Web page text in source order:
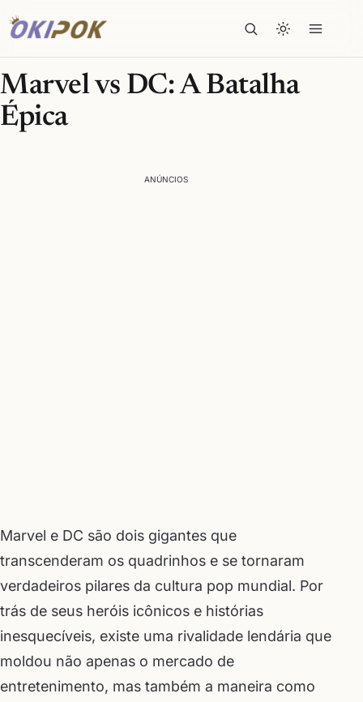
Marvel vs DC: A Batalha
Épica
ANÚNCIOS
Marvel e DC são dois gigantes que
transcenderam os quadrinhos e se tornaram
verdadeiros pilares da cultura pop mundial. Por
trás de seus heróis icônicos e histórias
inesquecíveis, existe uma rivalidade lendária que
moldou não apenas o mercado de
entretenimento, mas também a maneira como